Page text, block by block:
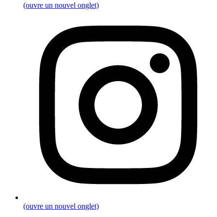
(ouvre un nouvel onglet)
(ouvre un nouvel onglet)